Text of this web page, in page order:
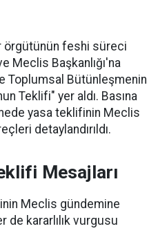
örgütünün feshi süreci
Meclis Başkanlığı'na
Toplumsal Bütünleşmenin
Teklifi" yer aldı. Basına
yasa teklifinin Meclis
detaylandırıldı.
Mesajları
Meclis gündemine
de kararlılık vurgusu